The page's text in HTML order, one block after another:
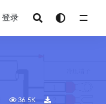
登录
36.5K